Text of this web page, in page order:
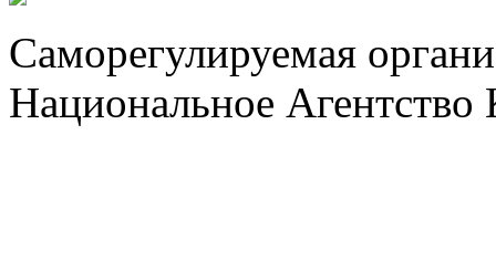
Саморегулируемая
Национальное Агентство